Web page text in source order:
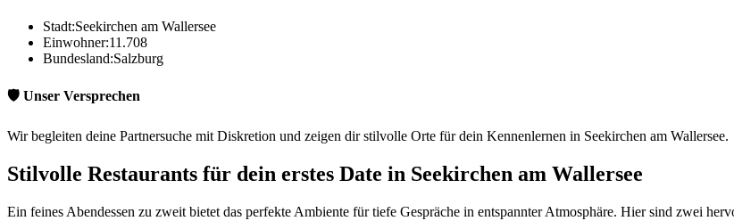
Stadt:Seekirchen am Wallersee
Einwohner:11.708
Bundesland:Salzburg
🛡️ Unser Versprechen
Wir begleiten deine Partnersuche mit Diskretion und zeigen dir stilvolle Orte für dein Kennenlernen in Seekirchen am Wallersee.
Stilvolle Restaurants für dein erstes Date in Seekirchen am Wallersee
Ein feines Abendessen zu zweit bietet das perfekte Ambiente für tiefe Gespräche in entspannter Atmosphäre. Hier sind zwei